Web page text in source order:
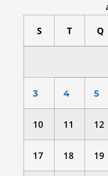
S T Q
3 4 5
10 11 12
17 18 19